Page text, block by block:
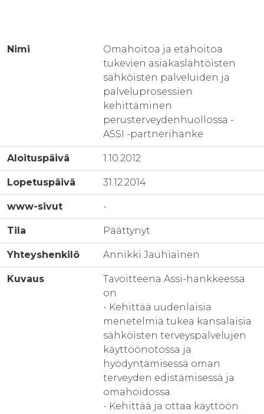
Nimi
Omahoitoa ja etähoitoa
tukevien asiakaslähtöisten
sähköisten palveluiden ja
palveluprosessien
kehittäminen
perusterveydenhuollossa -
ASSI -partnerihanke
Aloituspäivä 1.10.2012
Lopetuspäivä 31.12.2014
www-sivut -
Tila Päättynyt
Yhteyshenkilö Annikki Jauhiainen
Kuvaus
Tavoitteena Assi-hankkeessa
on
- Kehittää uudenlaisia
menetelmiä tukea kansalaisia
sähköisten terveyspalvelujen
käyttöönotossa ja
hyödyntämisessä oman
terveyden edistämisessä ja
omahoidossa.
- Kehittää ja ottaa käyttöön